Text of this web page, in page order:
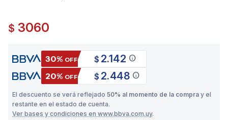
$ 3060
30% OFF $ 2.142 info
20% OFF $ 2.448 info
El descuento se verá reflejado 50% al momento de la compra y el
restante en el estado de cuenta.
Ver bases y condiciones en www.bbva.com.uy.